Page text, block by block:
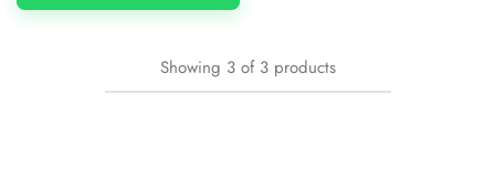
Showing 3 of 3 products